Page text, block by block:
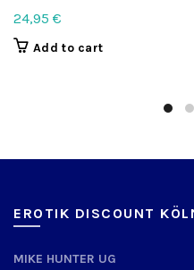
24,95 €
Add to cart
EROTIK DISCOUNT
MIKE HUNTER UG